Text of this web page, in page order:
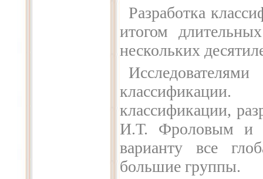
Разработка
итогом
нескольких
классификации,
И.Т. Фроловым и
варианту все
большие группы.